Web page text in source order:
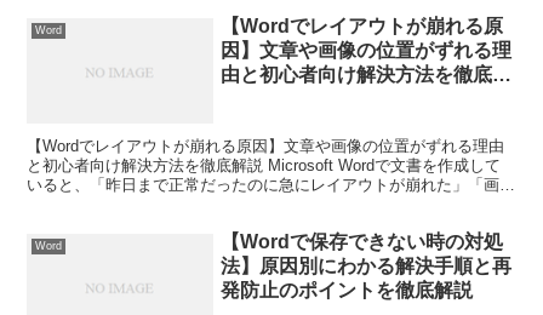
Word
【Wordでレイアウトが崩れる原
因】文章や画像の位置がずれる理
由と初心者向け解決方法を徹底解
【Wordでレイアウトが崩れる原因】文章や画像の位置がずれる理由
と初心者向け解決方法を徹底解説 Microsoft Wordで文書を作成して
いると、「昨日まで正常だったのに急にレイアウトが崩れた」「画像
Word
【Wordで保存できない時の対処
法】原因別にわかる解決手順と再
発防止のポイントを徹底解説